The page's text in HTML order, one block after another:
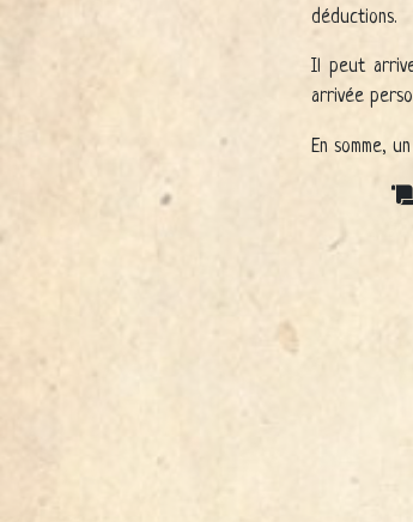
déductions.
Il peut
arrivée
En somme,